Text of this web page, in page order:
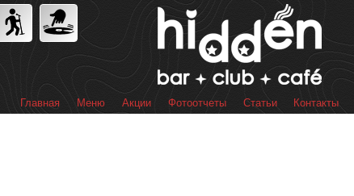
Перейти к
основному
содержанию
Главное меню
Главная Меню Акции Фотоотчеты Статьи Контакты